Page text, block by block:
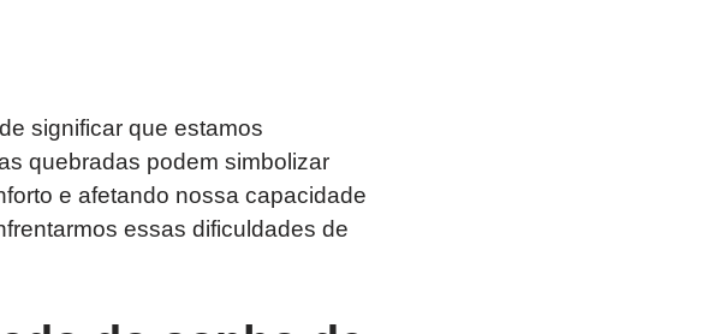
significar que estamos
quebradas podem simbolizar
e afetando nossa capacidade
essas dificuldades de